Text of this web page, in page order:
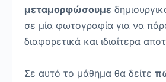
μεταμορφώσουμε
σε μία φωτογραφία για να
διαφορετικά και ιδιαίτερα
Σε αυτό το μάθημα θα δείτε